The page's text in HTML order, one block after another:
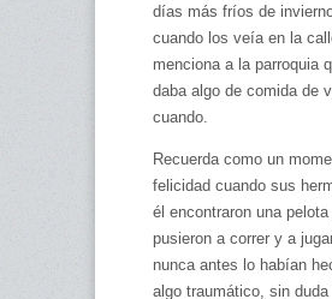
días más fríos de
cuando los veía en la
menciona a la parroquia
daba algo de comida de
cuando.
Recuerda como un
felicidad cuando sus
él encontraron una
pusieron a correr y a
nunca antes lo habían
algo traumático, sin duda